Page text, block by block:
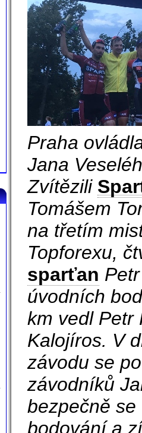
Praha
Jana
Zvítězili
Tomášem
na třetím
Topforexu,
sparťan
úvodních
km vedl Petr
Kalojíros. V
závodu se
závodníků
bezpečně
bodování a